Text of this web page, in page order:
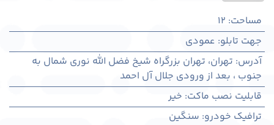
مساحت:
12
جهت تابلو: عمودی
آدرس: تهران، تهران بزرگراه شیخ فضل الله نوری شمال به
جنوب ، بعد از ورودی جلال آل احمد
قابلیت نصب ماکت: خیر
ترافیک خودرو: سنگین